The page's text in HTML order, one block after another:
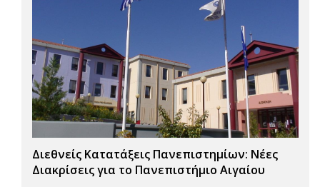
Διεθνείς Κατατάξεις Πανεπιστημίων: Νέες
Διακρίσεις για το Πανεπιστήμιο Αιγαίου